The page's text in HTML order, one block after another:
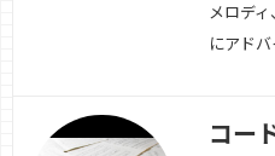
メロデ
にアド
譜がある
コー